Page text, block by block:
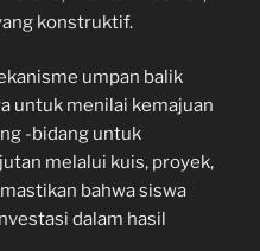
konstruktif.
umpan balik
untuk menilai kemajuan
-bidang untuk
melalui kuis, proyek,
bahwa siswa
dalam hasil